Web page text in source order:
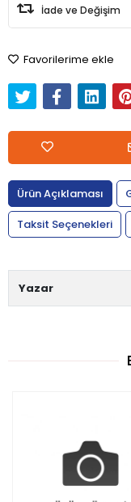
İade ve Değişim
Favorilerime ekle
Ürün Açıklaması
Taksit Seçenekleri
Yazar